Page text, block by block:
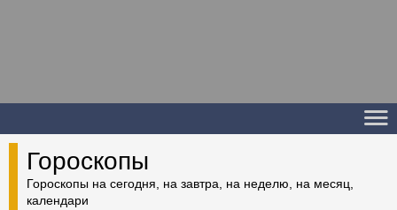
Гороскопы
Гороскопы на сегодня, на завтра, на неделю, на месяц,
календари